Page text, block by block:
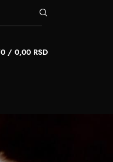
0 / 0,00 RSD